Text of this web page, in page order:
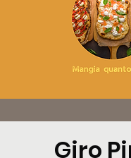
Giro